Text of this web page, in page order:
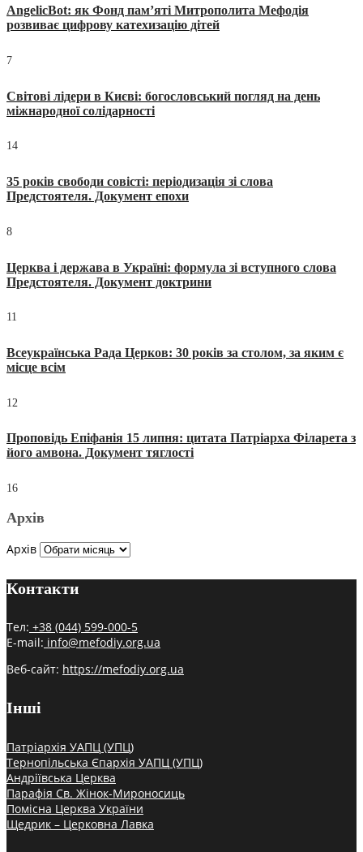
AngelicBot: як Фонд пам’яті Митрополита Мефодія
розвиває цифрову катехизацію дітей
7
Світові лідери в Києві: богословський погляд на день
міжнародної солідарності
14
35 років свободи совісті: періодизація зі слова
Предстоятеля. Документ епохи
8
Церква і держава в Україні: формула зі вступного слова
Предстоятеля. Документ доктрини
11
Всеукраїнська Рада Церков: 30 років за столом, за яким є
місце всім
12
Проповідь Епіфанія 15 липня: цитата Патріарха Філарета з
його амвона. Документ тяглості
16
Архів
Архів
Контакти
Тел: +38 (044) 599-000-5
E-mail: info@mefodiy.org.ua
Веб-сайт: https://mefodiy.org.ua
Інші
Патріархія УАПЦ (УПЦ)
Тернопільська Єпархія УАПЦ (УПЦ)
Андріївська Церква
Парафія Св. Жінок-Мироносиць
Помісна Церква України
Щедрик – Церковна Лавка